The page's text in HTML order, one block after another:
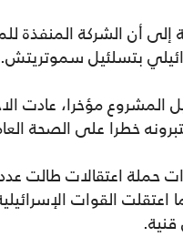
إلى أن الشركة المنفذة
بتسلئيل سموتريتش.
المشروع مؤخرا، عادت
خطرا على الصحة
حملة اعتقالات طالت
القوات